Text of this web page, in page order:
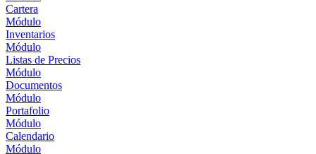
Cartera
Módulo
Inventarios
Módulo
Listas de Precios
Módulo
Documentos
Módulo
Portafolio
Módulo
Calendario
Módulo